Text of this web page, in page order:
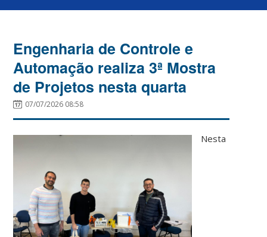
Engenharia de Controle e
Automação realiza 3ª Mostra
de Projetos nesta quarta
07/07/2026 08:58
Nesta